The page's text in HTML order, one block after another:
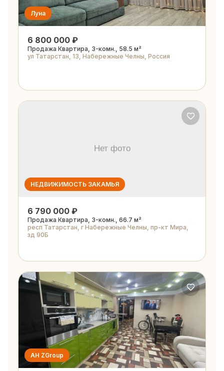
Луна
6 800 000 ₽
Продажа Квартира, 3-комн., 58.5 м²
ул Татарстан, 13, Набережные Челны, Россия
НЕДВИЖИМОСТЬ ЗАКАМЬЯ
6 790 000 ₽
Продажа Квартира, 3-комн., 66.7 м²
респ Татарстан, г Набережные Челны, пр-кт Мира,
зд 90Б
АН ZGroup